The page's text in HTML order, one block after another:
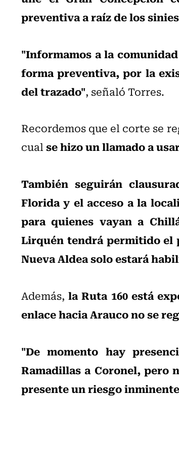
preventiva a raíz de los
"Informamos a la
forma preventiva, por la
del trazado", señaló Torres.
Recordemos que el corte se
cualse hizo un llamado a
También seguirán
Florida y el acceso a la
para quienes vayan a
Lirquén tendrá permitido el
Nueva Aldea solo estará
Además,la Ruta 160 está
enlace hacia Arauco no se
"De momento hay
Ramadillas a Coronel, pero
presente un riesgo